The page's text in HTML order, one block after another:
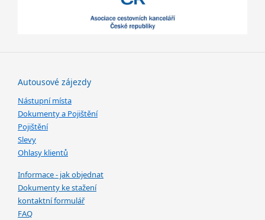
Autousové zájezdy
Nástupní místa
Dokumenty a Pojištění
Pojištění
Slevy
Ohlasy klientů
Informace - jak objednat
Dokumenty ke stažení
kontaktní formulář
FAQ